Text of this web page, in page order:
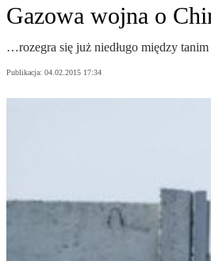
Gazowa wojna o
…rozegra się już niedługo między
Publikacja: 04.02.2015 17:34